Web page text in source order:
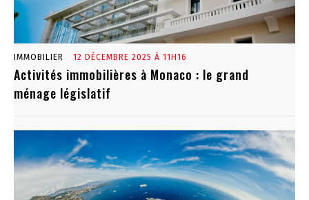
IMMOBILIER 12 DÉCEMBRE 2025 À 11H16
Activités immobilières à Monaco : le grand
ménage législatif